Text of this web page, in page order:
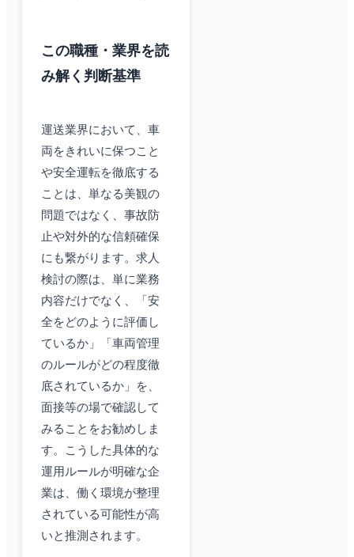
この職種・業界を読
み解く判断基準
運送業界において、車
両をきれいに保つこと
や安全運転を徹底する
ことは、単なる美観の
問題ではなく、事故防
止や対外的な信頼確保
にも繋がります。求人
検討の際は、単に業務
内容だけでなく、「安
全をどのように評価し
ているか」「車両管理
のルールがどの程度徹
底されているか」を、
面接等の場で確認して
みることをお勧めしま
す。こうした具体的な
運用ルールが明確な企
業は、働く環境が整理
されている可能性が高
いと推測されます。